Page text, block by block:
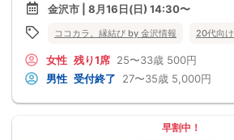
金沢市 | 8月16日(日) 14:30〜
ココカラ。縁結び by 金沢情報 20代向け
女性 残り1席 25〜33歳 500円
男性 受付終了 27〜35歳 5,000円
早割中！